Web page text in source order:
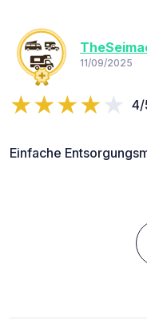
11/09/2025
4/
Einfache